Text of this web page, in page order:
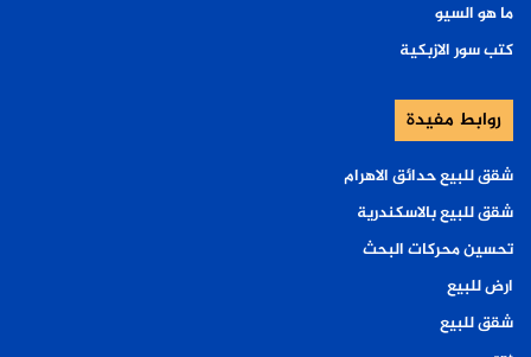
ما هو السيو
كتب سور الازبكية
روابط مفيدة
شقق للبيع حدائق الاهرام
شقق للبيع بالاسكندرية
تحسين محركات البحث
ارض للبيع
شقق للبيع